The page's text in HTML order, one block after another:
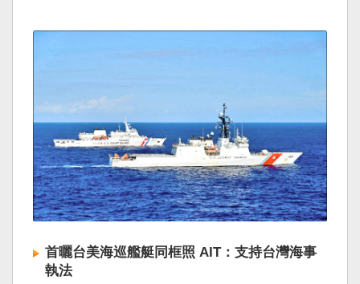
首曬台美海巡艦艇同框照 AIT：支持台灣海事
執法